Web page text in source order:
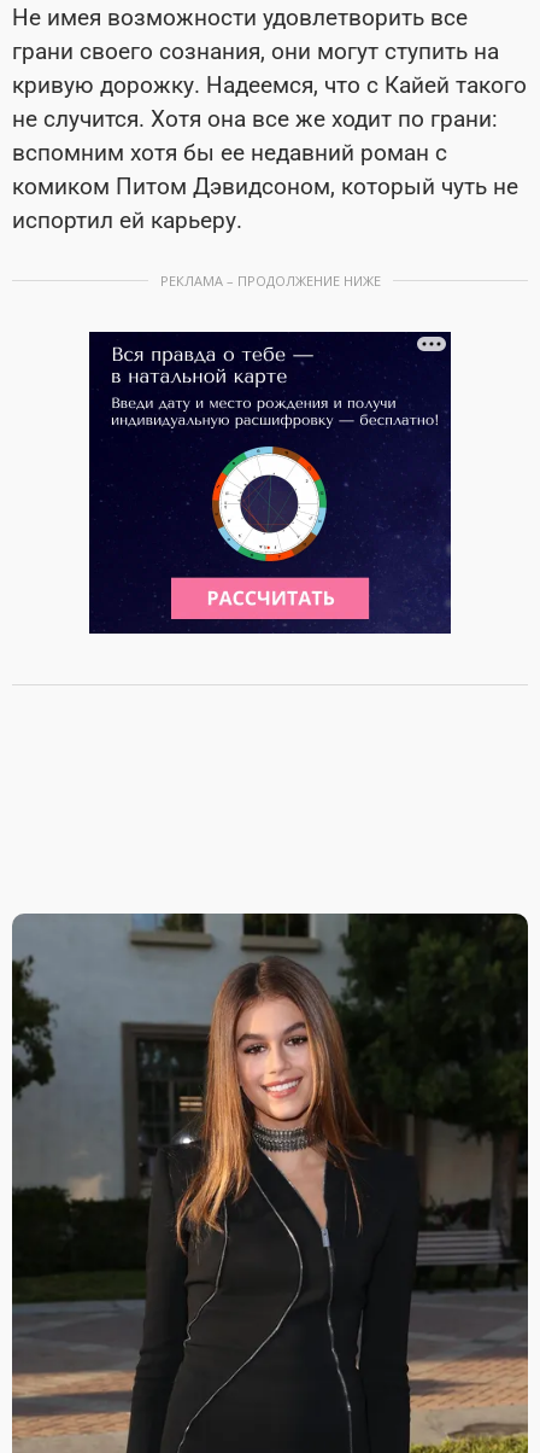
Не имея возможности удовлетворить все
грани своего сознания, они могут ступить на
кривую дорожку. Надеемся, что с Кайей такого
не случится. Хотя она все же ходит по грани:
вспомним хотя бы ее недавний роман с
комиком Питом Дэвидсоном, который чуть не
испортил ей карьеру.
РЕКЛАМА – ПРОДОЛЖЕНИЕ НИЖЕ